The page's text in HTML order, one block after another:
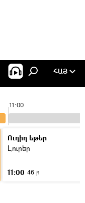
ՀԱՅ
11:00
Ուղիղ եթեր
Լուրեր
11:00 46 ր